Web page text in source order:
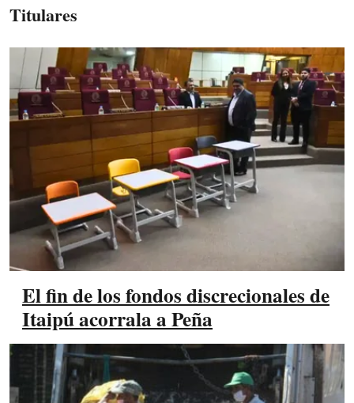
Titulares
El fin de los fondos discrecionales de
Itaipú acorrala a Peña